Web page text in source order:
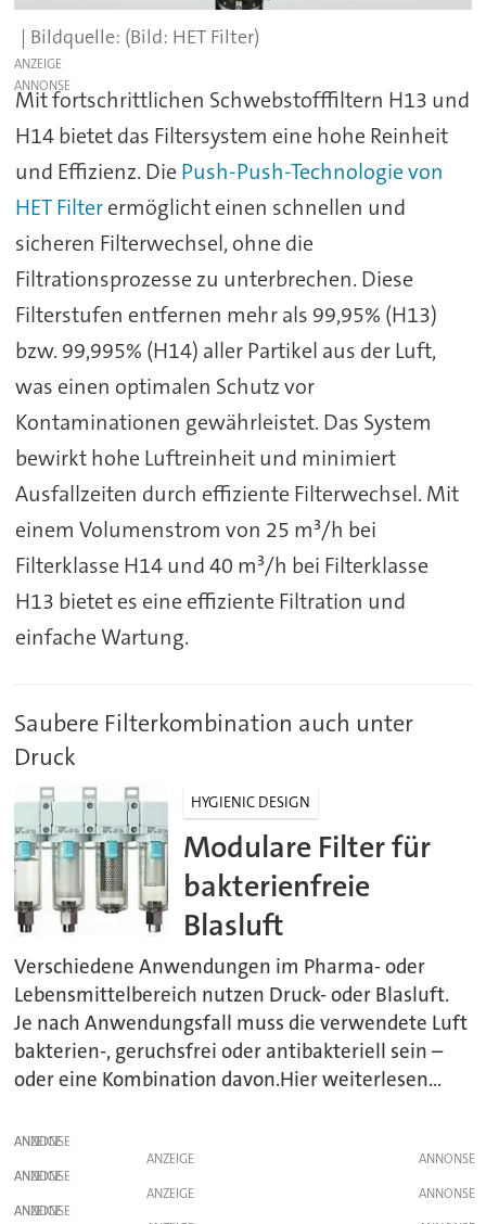
(Bild: HET Filter)
ANZEIGE
Mit fortschrittlichen Schwebstofffiltern H13 und
H14 bietet das Filtersystem eine hohe Reinheit
und Effizienz. Die Push-Push-Technologie von
HET Filterermöglicht einen schnellen und
sicheren Filterwechsel, ohne die
Filtrationsprozesse zu unterbrechen. Diese
Filterstufen entfernen mehr als 99,95% (H13)
bzw. 99,995% (H14) aller Partikel aus der Luft,
was einen optimalen Schutz vor
Kontaminationen gewährleistet. Das System
bewirkt hohe Luftreinheit und minimiert
Ausfallzeiten durch effiziente Filterwechsel. Mit
einem Volumenstrom von 25 m³/h bei
Filterklasse H14 und 40 m³/h bei Filterklasse
H13 bietet es eine effiziente Filtration und
einfache Wartung.
Saubere Filterkombination auch unter
Druck
HYGIENIC DESIGN
Modulare Filter für
bakterienfreie
Blasluft
Verschiedene Anwendungen im Pharma- oder
Lebensmittelbereich nutzen Druck- oder Blasluft.
Je nach Anwendungsfall muss die verwendete Luft
bakterien-, geruchsfrei oder antibakteriell sein –
oder eine Kombination davon.Hier weiterlesen...
ANZEIGE
ANZEIGE
ANZEIGE
ANZEIGE
ANZEIGE